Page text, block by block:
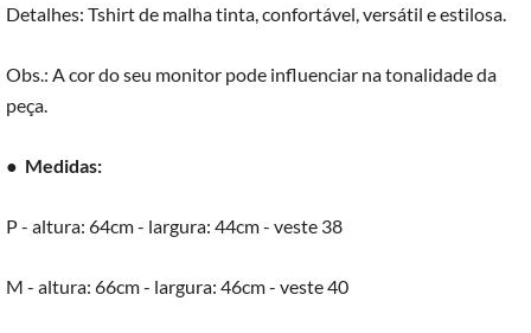
Detalhes: Tshirt de malha tinta, confortável, versátil e estilosa.
Obs.: A cor do seu monitor pode influenciar na tonalidade da
peça.
● Medidas:
P - altura: 64cm - largura: 44cm - veste 38
M - altura: 66cm - largura: 46cm - veste 40